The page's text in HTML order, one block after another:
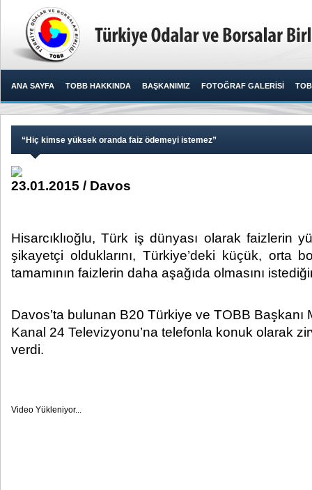
ANA SAYFA TOBB HAKKINDA BAŞKANIMIZ FOTOĞRAF GALERİSİ
“Hiç kimse yüksek oranda faiz ödemeyi istemez”
23.01.2015 / Davos
Hisarcıklıoğlu, Türk iş dünyası olarak faizlerin
şikayetçi olduklarını, Türkiye’deki küçük, orta
tamamının faizlerin daha aşağıda olmasını
Davos’ta bulunan B20 Türkiye ve TOBB Başkanı
Kanal 24 Televizyonu’na telefonla konuk olarak
verdi.
Video Yükleniyor...